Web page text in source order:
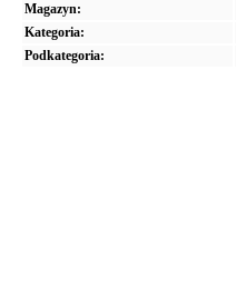
Magazyn:
Kategoria:
Podkategoria: